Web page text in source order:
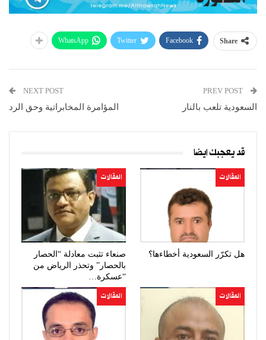
Share
Facebook
Twitter
WhatsApp
السعودية تلعب بالنار
NEXT POST
المؤامرة المخابراتية وحق الرد
قد يعجبك ايضا
المقالات
هل تكرّر السعودية أخطاءها؟
المقالات
صنعاء تثبت معادلة “الحصار
بالحصار” وتحذر الرياض من
“عسكرة…
المقالات المقالات